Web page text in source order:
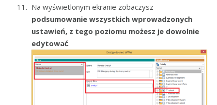
Na wyświetlonym ekranie zobaczysz
podsumowanie wszystkich wprowadzonych
ustawień, z tego poziomu możesz je dowolnie
edytować.